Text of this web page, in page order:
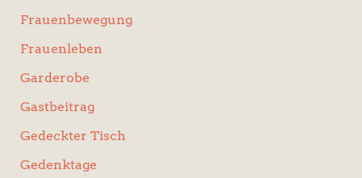
Frauenbewegung
Frauenleben
Garderobe
Gastbeitrag
Gedeckter Tisch
Gedenktage